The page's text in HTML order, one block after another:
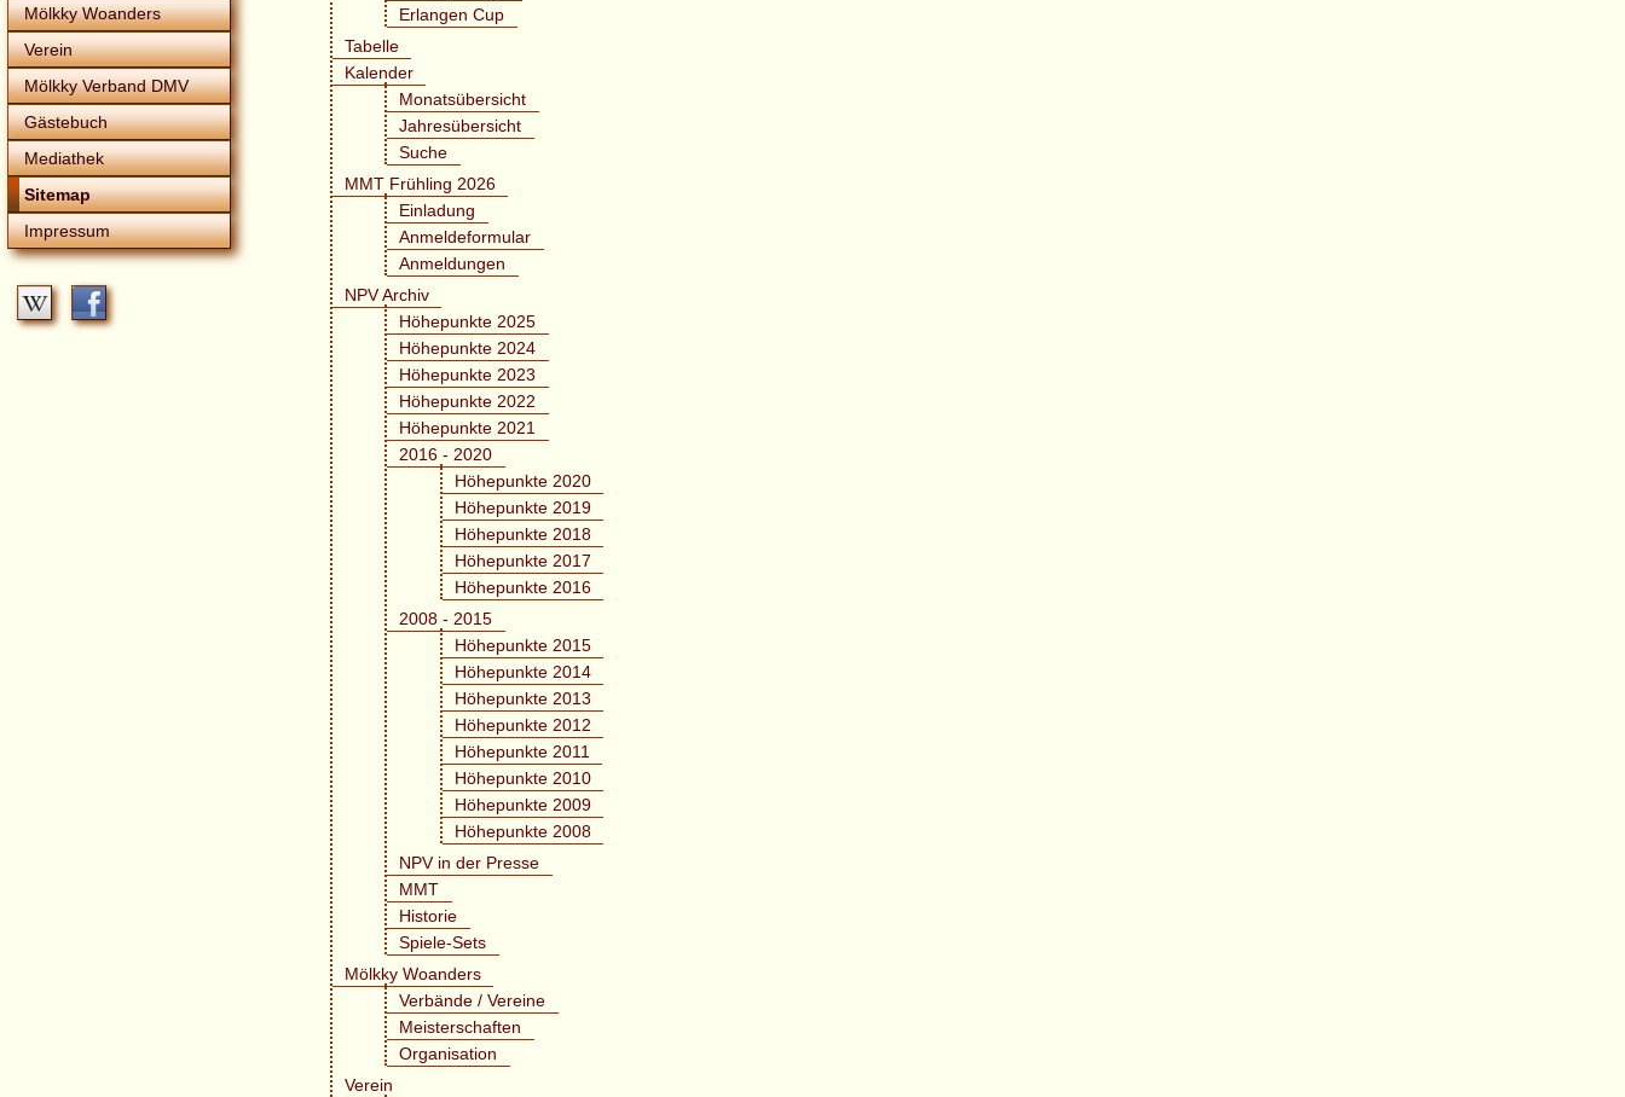
Mölkky Woanders
Verein
Mölkky Verband DMV
Gästebuch
Mediathek
Sitemap
Impressum
Erlangen Cup
Tabelle
Kalender
Monatsübersicht
Jahresübersicht
Suche
MMT Frühling 2026
Einladung
Anmeldeformular
Anmeldungen
NPV Archiv
Höhepunkte 2025
Höhepunkte 2024
Höhepunkte 2023
Höhepunkte 2022
Höhepunkte 2021
2016 - 2020
Höhepunkte 2020
Höhepunkte 2019
Höhepunkte 2018
Höhepunkte 2017
Höhepunkte 2016
2008 - 2015
Höhepunkte 2015
Höhepunkte 2014
Höhepunkte 2013
Höhepunkte 2012
Höhepunkte 2011
Höhepunkte 2010
Höhepunkte 2009
Höhepunkte 2008
NPV in der Presse
MMT
Historie
Spiele-Sets
Mölkky Woanders
Verbände / Vereine
Meisterschaften
Organisation
Verein